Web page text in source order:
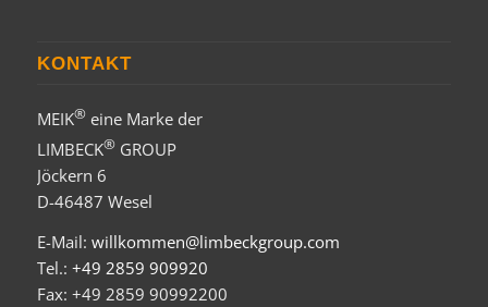
KONTAKT
MEIK®eine Marke der
LIMBECK®GROUP
Jöckern 6
D-46487 Wesel
E-Mail: willkommen@limbeckgroup.com
Tel.: +49 2859 909920
Fax: +49 2859 90992200